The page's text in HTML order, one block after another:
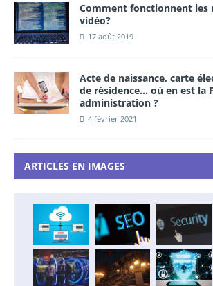
Comment fonctionnent les
vidéo?
17 août 2019
Acte de naissance, carte
de résidence… où en est la
administration ?
4 février 2021
ARTICLES EN IMAGES